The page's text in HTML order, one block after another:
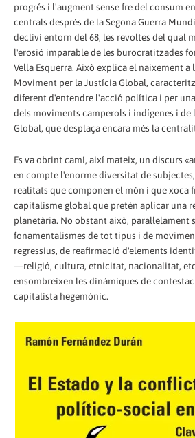
progrés i l'augment sense fre del consum
centrals després de la Segona Guerra
declivi entorn del 68, les revoltes del qual
l'erosió imparable de les burocratitzades
Vella Esquerra. Això explica el naixement a
Moviment per la Justícia Global,
diferent d'entendre l'acció política i per
dels moviments camperols i indígenes i de
Global, que desplaça encara més la
Es va obrint camí, així mateix, un discurs
en compte l'enorme diversitat de
realitats que componen el món i que xoca
capitalisme global que pretén aplicar una
planetària. No obstant això, paral·lelament
fonamentalismes de tot tipus i de
regressius, de reafirmació d'elements
—religió, cultura, etnicitat, nacionalitat,
ensombreixen les dinàmiques de
capitalista hegemònic.